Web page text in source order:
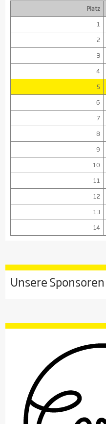
Platz
1
2
3
4
5
6
7
8
9
10
11
12
13
14
Unsere Sponsoren